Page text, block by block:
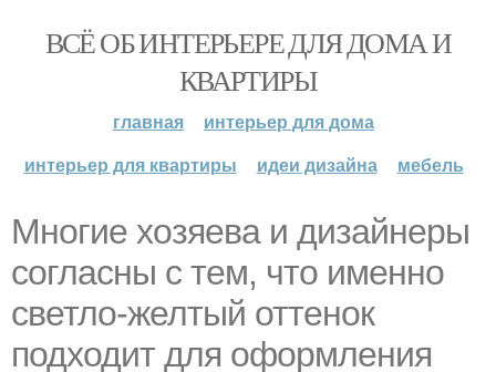
ВСЁ ОБ ИНТЕРЬЕРЕ ДЛЯ ДОМА И
КВАРТИРЫ
главная
интерьер для дома
интерьер для квартиры
идеи дизайна мебель
Многие хозяева и дизайнеры
согласны с тем, что именно
светло-желтый оттенок
подходит для оформления